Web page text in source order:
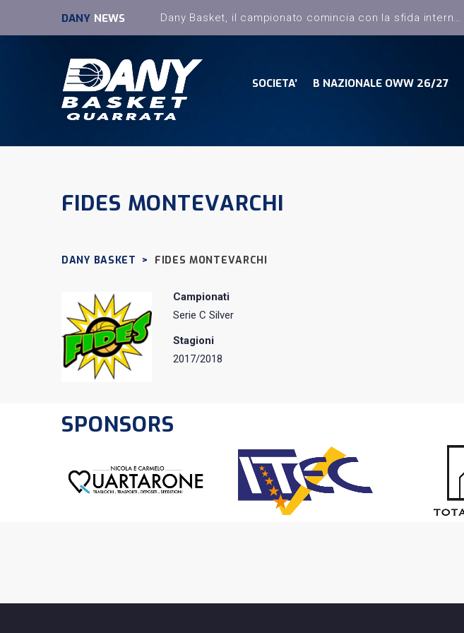
DANY NEWS Dany Basket, il campionato comincia con la sfida interna con la Pielle Livorno
SOCIETA’ B NAZIONALE OWW 26/27
FIDES MONTEVARCHI
DANY BASKET > FIDES MONTEVARCHI
Campionati
Serie C Silver
Stagioni
2017/2018
SPONSORS